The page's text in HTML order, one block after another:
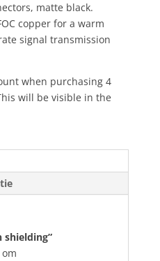
matte black.
copper for a warm
signal transmission
when purchasing 4
will be visible in the
shielding”